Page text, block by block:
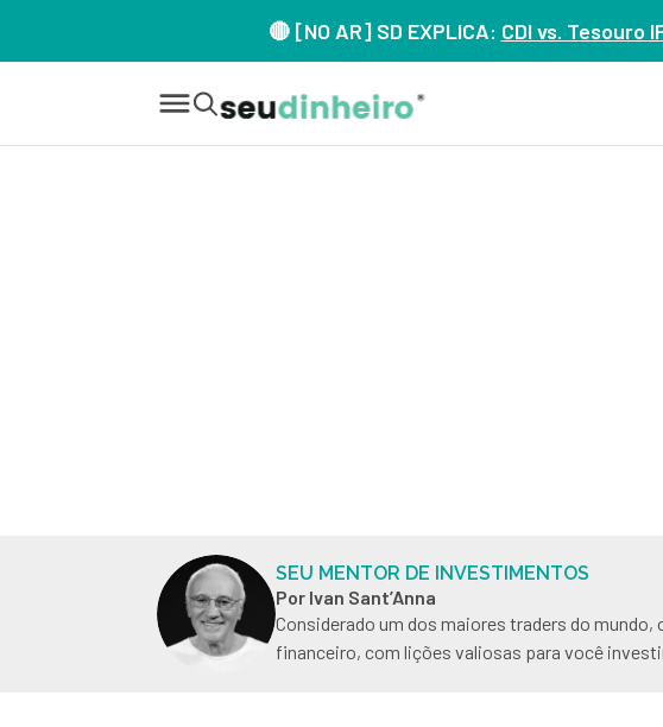
🔴 [NO AR] SD EXPLICA: CDI vs. Tesouro
SEU MENTOR DE INVESTIMENTOS
Por Ivan Sant’Anna
Considerado um dos maiores traders do
financeiro, com lições valiosas para você